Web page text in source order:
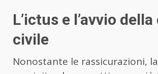
L’ictus e l’avvio
civile
Nonostante le rassicurazioni,